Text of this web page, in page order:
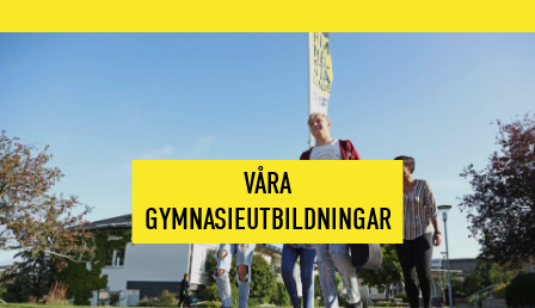
VÅRA
GYMNASIEUTBILDNINGAR